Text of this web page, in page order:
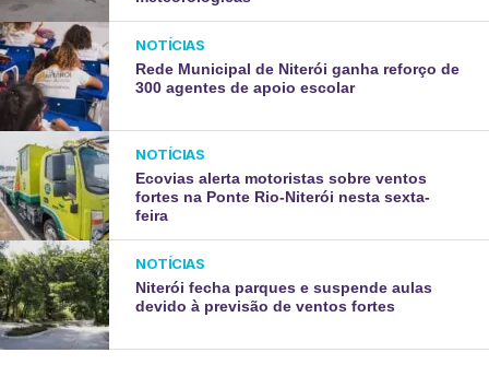
NOTÍCIAS
Rede Municipal de Niterói ganha reforço de
300 agentes de apoio escolar
NOTÍCIAS
Ecovias alerta motoristas sobre ventos
fortes na Ponte Rio-Niterói nesta sexta-
feira
NOTÍCIAS
Niterói fecha parques e suspende aulas
devido à previsão de ventos fortes